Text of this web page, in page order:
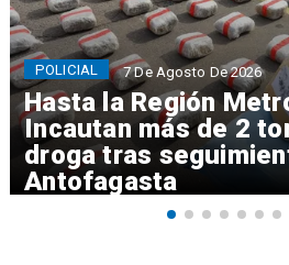
Hasta la Región
Incautan más de 2
droga tras
Antofagasta
POLICIAL 7 De Agosto De 2026